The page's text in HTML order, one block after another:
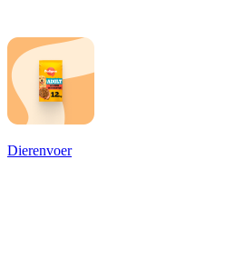
Dierenvoer